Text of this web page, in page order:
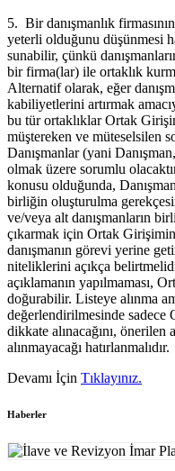
5. Bir danışmanlık
yeterli olduğunu düşünmesi
sunabilir, çünkü
bir firma(lar) ile ortaklık
Alternatif olarak, eğer
kabiliyetlerini artırmak
bu tür ortaklıklar Ortak
müştereken ve müteselsilen
Danışmanlar (yani
olmak üzere sorumlu
konusu olduğunda,
birliğin oluşturulma
ve/veya alt danışmanların
çıkarmak için Ortak
danışmanın görevi yerine
niteliklerini açıkça
açıklamanın yapılmaması,
doğurabilir. Listeye alınma
değerlendirilmesinde
dikkate alınacağını,
alınmayacağı hatırlanmalıdır.
Devamı İçin Tıklayınız.
Haberler